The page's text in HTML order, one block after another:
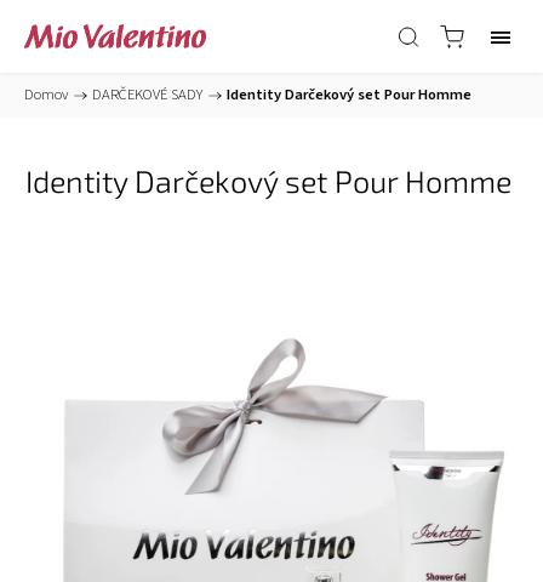
Domov / DARČEKOVÉ SADY / Identity Darčekový set Pour Homme
Identity Darčekový set Pour Homme